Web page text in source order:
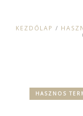
KEZDŐLAP /
HASZNOS